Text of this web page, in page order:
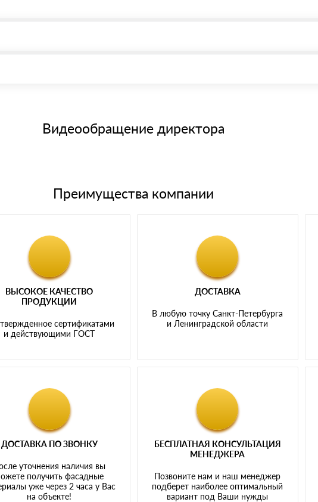
банковским картам
Видеообращение директора
Преимущества компании
ВЫСОКОЕ КАЧЕСТВО
ПРОДУКЦИИ
сертификатами
и действующими ГОСТ
ДОСТАВКА
В любую точку Санкт-Петербурга
и Ленинградской области
ДОСТАВКА ПО ЗВОНКУ
уточнения наличия вы
получить фасадные
уже через 2 часа у Вас
на объекте!
БЕСПЛАТНАЯ КОНСУЛЬТАЦИЯ
МЕНЕДЖЕРА
Позвоните нам и наш менеджер
подберет наиболее оптимальный
вариант под Ваши нужды